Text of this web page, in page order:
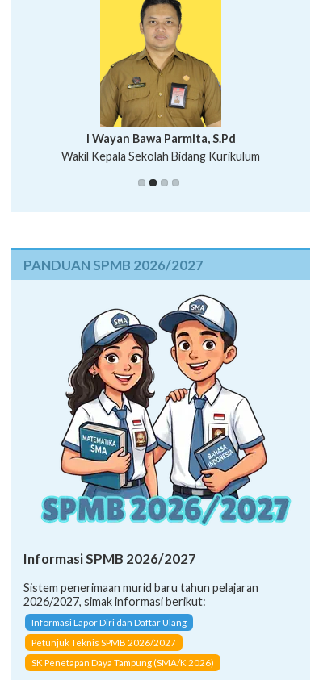
Putu Suhartana, S.Pd.
I Wayan Bawa Parmita, S.Pd
Wakil Kepala Sekolah Bidang Kurikulum
I Wayan Gede Aditya Pratita, S.Pd., M.Sn
Wakil Kepala Sekolah Bidang Kesiswaan
Ni Wayan Nopi Sutantri, S.Pd.
PANDUAN SPMB 2026/2027
Informasi SPMB 2026/2027
Sistem penerimaan murid baru tahun pelajaran
2026/2027, simak informasi berikut:
Informasi Lapor Diri dan Daftar Ulang
Petunjuk Teknis SPMB 2026/2027
SK Penetapan Daya Tampung (SMA/K 2026)